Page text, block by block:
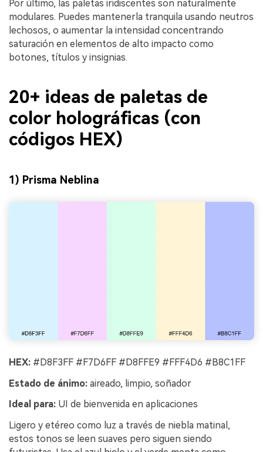
Por último, las paletas iridiscentes son naturalmente
modulares. Puedes mantenerla tranquila usando neutros
lechosos, o aumentar la intensidad concentrando
saturación en elementos de alto impacto como
botones, títulos y insignias.
20+ ideas de paletas de
color holográficas (con
códigos HEX)
1) Prisma Neblina
HEX: #D8F3FF #F7D6FF #D8FFE9 #FFF4D6 #B8C1FF
Estado de ánimo: aireado, limpio, soñador
Ideal para: UI de bienvenida en aplicaciones
Ligero y etéreo como luz a través de niebla matinal,
estos tonos se leen suaves pero siguen siendo